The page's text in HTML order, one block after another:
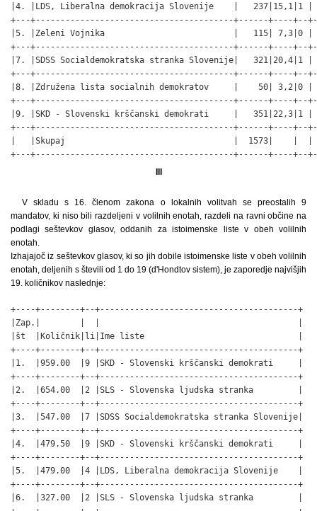
|4. |LDS, Liberalna demokracija Slovenije    |   237|15,1|1
+---+----------------------------------------+------+----+--
|5. |Zeleni Vojnika                          |   115| 7,3|0 |
+---+----------------------------------------+------+----+--
|7. |SDSS Socialdemokratska stranka Slovenije|   321|20,4|1
+---+----------------------------------------+------+----+--
|8. |Združena lista socialnih demokratov     |    50| 3,2|0
+---+----------------------------------------+------+----+--
|9. |SKD - Slovenski krščanski demokrati     |   351|22,3|1
+---+----------------------------------------+------+----+--
|   |Skupaj                                  |  1573|    |
+---+----------------------------------------+------+----+--
III
V skladu s 16. členom zakona o lokalnih volitvah se preostalih 9
mandatov, ki niso bili razdeljeni v volilnih enotah, razdeli na ravni občine na
podlagi seštevkov glasov, oddanih za istoimenske liste v obeh volilnih
enotah.
Izhajajoč iz seštevkov glasov, ki so jih dobile istoimenske liste v obeh volilnih
enotah, deljenih s števili od 1 do 19 (d'Hondtov sistem), je zaporedje najvišjih
19. količnikov naslednje:
+----+--------+--+----------------------------------------+
|Zap.|        |  |                                        |
|št  |Količnik|li|Ime liste                               |
+----+--------+--+----------------------------------------+
|1.  |959.00  |9 |SKD - Slovenski krščanski demokrati     |
+----+--------+--+----------------------------------------+
|2.  |654.00  |2 |SLS - Slovenska ljudska stranka         |
+----+--------+--+----------------------------------------+
|3.  |547.00  |7 |SDSS Socialdemokratska stranka Slovenije|
+----+--------+--+----------------------------------------+
|4.  |479.50  |9 |SKD - Slovenski krščanski demokrati     |
+----+--------+--+----------------------------------------+
|5.  |479.00  |4 |LDS, Liberalna demokracija Slovenije    |
+----+--------+--+----------------------------------------+
|6.  |327.00  |2 |SLS - Slovenska ljudska stranka         |